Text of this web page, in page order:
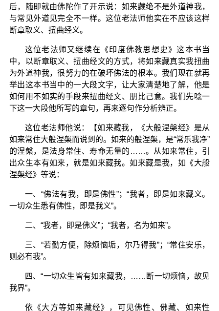
后，随即就由佛陀作了开示说：如来藏绝不是外道神我，
与常见外道见完全不一样。这位老法师他实在不应该这样
断章取义、扭曲经义。
这位老法师又继续在《印度佛教思想史》这本书当
中，以断章取义、扭曲经文的方式，将如来藏真实我扭曲
为外道神我，很努力的在破坏佛法的根本。我们现在就再
举出这本书当中的一大段文字，让大家清楚地了解，他是
如何用不如实的手段来扭曲经文、朋比己意。我们先唸一
下这一大段他所写的章句，再来逐句作分析辨正。
这位老法师他说：【如来藏我，《大般涅槃经》是从
如来常住大般涅槃而说到的。如来的般涅槃，是“常乐我净”
的涅槃，是法身常住、寿命无量的……。从如来常住，引
出众生本有如来，就是如来藏我。如来藏是我，如《大般
涅槃经》等说：
一、“佛法有我，即是佛性”；“我者，即是如来藏义。
一切众生悉有佛性，即是我义”。
二、“我者，即是佛义”；“我者，名为如来”。
三、“若勤方便，除烦恼垢，尔乃得我”；“常住安乐，
则必有我”。
四、“一切众生皆有如来藏我，……断一切烦恼，故见
我界”。
依《大方等如来藏经》，可见佛性、佛藏、如来性